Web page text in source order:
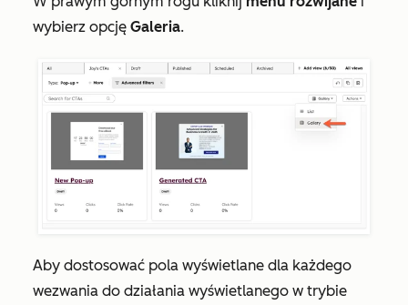
wybierz opcję Galeria.
Aby dostosować pola wyświetlane dla każdego
wezwania do działania wyświetlanego w trybie